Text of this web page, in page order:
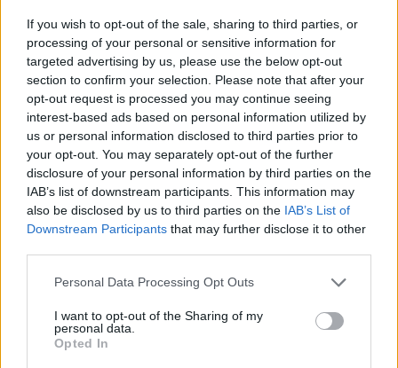
If you wish to opt-out of the sale, sharing to third parties, or
processing of your personal or sensitive information for
targeted advertising by us, please use the below opt-out
section to confirm your selection. Please note that after your
opt-out request is processed you may continue seeing
interest-based ads based on personal information utilized by
us or personal information disclosed to third parties prior to
your opt-out. You may separately opt-out of the further
disclosure of your personal information by third parties on the
IAB’s list of downstream participants. This information may
also be disclosed by us to third parties on the IAB’s List of
Downstream Participants that may further disclose it to other
Personal Data Processing Opt Outs
I want to opt-out of the Sharing of my
personal data.
Opted In
Anykščių rajono savivaldybės taryboje 7
vietas laimėjo Lietuvos valstiečių ir žaliųjų
sąjunga (26,29 proc.). Po 5 mandatus laimėjo
socialdemokratai (20,6 proc.) ir
konservatoriai (17,25 proc.). Po 4 atstovus
taryboje turės Demokratų sąjunga „Vardan
Lietuvos“ (14,9 proc.) ir Liberalų sąjūdis (13,51
Rodyti daugiau žymių